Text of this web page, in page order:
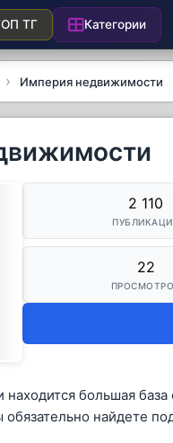
ТГ Категории
Империя недвижимости
2 110
22
большая
найдете